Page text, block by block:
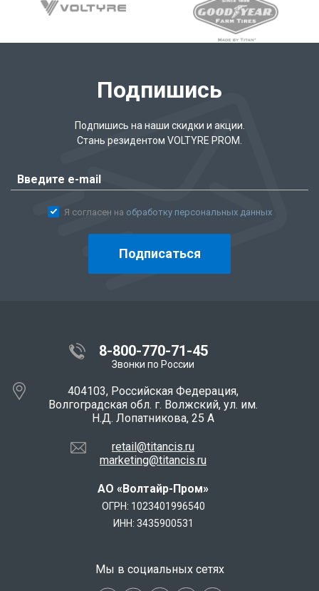
Подпишись
Подпишись на наши скидки и акции.
Стань резидентом VOLTYRE PROM.
Я согласен на обработку персональных данных
Подписаться
8-800-770-71-45
Звонки по России
404103, Российская Федерация,
Волгоградская обл. г. Волжский, ул. им.
Н.Д. Лопатникова, 25 А
retail@titancis.ru
marketing@titancis.ru
АО «Волтайр-Пром»
ОГРН: 1023401996540
ИНН: 3435900531
Мы в социальных сетях